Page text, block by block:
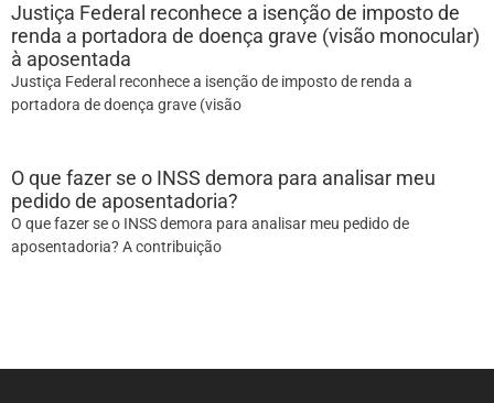
Justiça Federal reconhece a isenção de imposto de
renda a portadora de doença grave (visão monocular)
à aposentada
Justiça Federal reconhece a isenção de imposto de renda a
portadora de doença grave (visão
O que fazer se o INSS demora para analisar meu
pedido de aposentadoria?
O que fazer se o INSS demora para analisar meu pedido de
aposentadoria? A contribuição